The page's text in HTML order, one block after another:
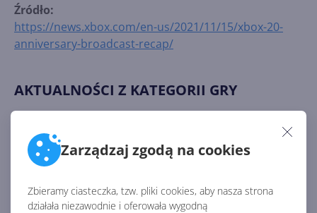
Zarządzaj zgodą na cookies
Zbieramy ciasteczka, tzw. pliki cookies, aby nasza strona
działała niezawodnie i oferowała wygodną
Źródło:
https://news.xbox.com/en-us/2021/11/15/xbox-20-
anniversary-broadcast-recap/
AKTUALNOŚCI Z KATEGORII GRY
2024: Jak dołączyć do